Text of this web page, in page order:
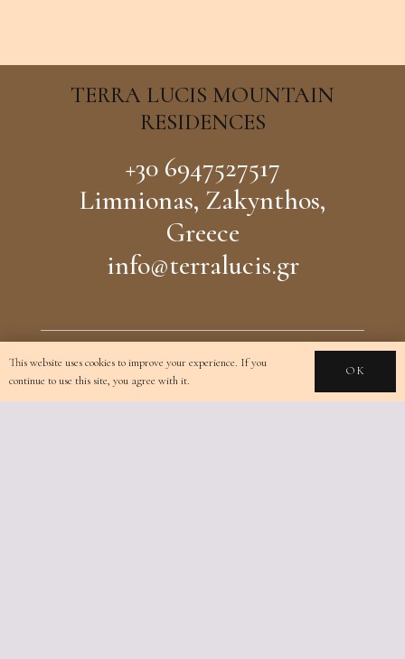
TERRA LUCIS MOUNTAIN
RESIDENCES
+30 6947527517
Limnionas, Zakynthos,
Greece
info@terralucis.gr
This website uses cookies to improve your experience. If you
continue to use this site, you agree with it.
OK